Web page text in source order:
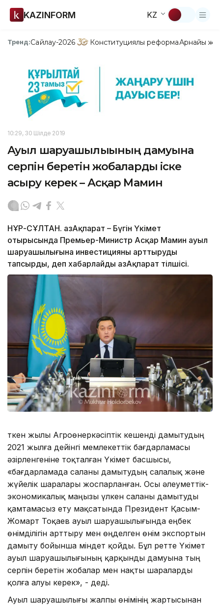
KAZINFORM KZ
Тренд:Сайлау-2026 Конституциялық реформаАрнайы
10:29, 30 Шілде 2019
Ауыл шаруашылығының дамуына
серпін беретін жобаларды іске
асыру керек – Асқар Мамин
НҰР-СҰЛТАН. ҚазАқпарат – Бүгін Үкімет
отырысында Премьер-Министр Асқар Мамин ауыл
шаруашылығына инвестицияны арттыруды
тапсырды, деп хабарлайды ҚазАқпарат тілшісі.
Өткен жылы Агроөнеркәсіптік кешенді дамытудың
2021 жылға дейінгі мемлекеттік бағдарламасы
әзірленгеніне тоқталған Үкімет басшысы,
«бағдарламада саланы дамытудың салалық және
жүйелік шаралары жоспарланған. Осы әлеуметтік-
экономикалық маңызы үлкен саланы дамытуды
қамтамасыз ету мақсатында Президент Қасым-
Жомарт Тоқаев ауыл шаруашылығында еңбек
өнімділігін арттыру мен өңделген өнім экспортын
дамыту бойынша міндет қойды. Бұл ретте Үкімет
ауыл шаруашылығының қарқынды дамуына тың
серпін беретін жобалар мен нақты шараларды
қолға алуы керек», - деді.
Ауыл шаруашылығы жалпы өнімінің жартысынан